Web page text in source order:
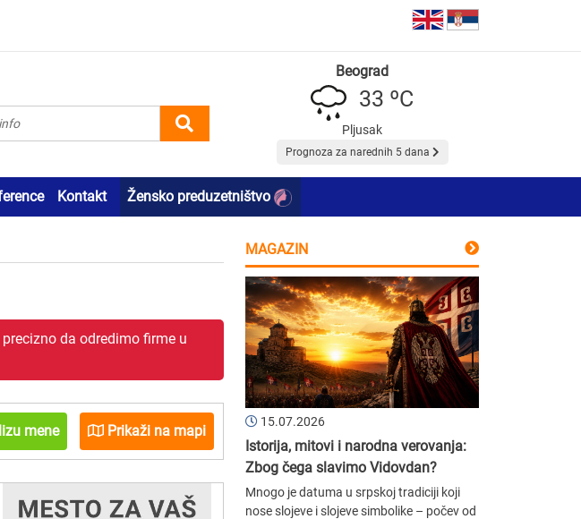
Beograd
33 ºC
Pljusak
Prognoza za narednih 5 dana
Kontakt Žensko preduzetništvo
da odredimo firme u
mene Prikaži na mapi
MAGAZIN
15.07.2026
Istorija, mitovi i narodna verovanja:
Zbog čega slavimo Vidovdan?
Mnogo je datuma u srpskoj tradiciji koji
nose slojeve i slojeve simbolike – počev od